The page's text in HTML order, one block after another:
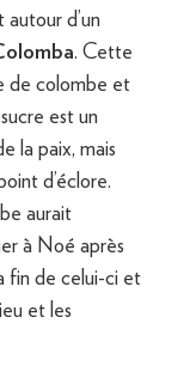
d’un
. Cette
de colombe et
est un
la paix, mais
d’éclore.
aurait
à Noé après
fin de celui-ci et
et les